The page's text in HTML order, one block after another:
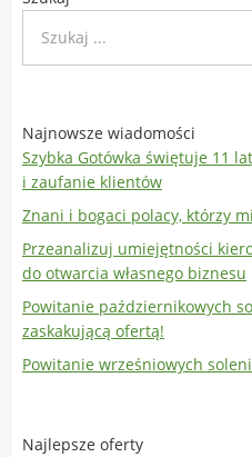
Najnowsze wiadomości
Szybka Gotówka świętuje 11
i zaufanie klientów
Znani i bogaci polacy, którzy
Przeanalizuj umiejętności
do otwarcia własnego biznesu
Powitanie październikowych
zaskakującą ofertą!
Powitanie wrześniowych
Najlepsze oferty